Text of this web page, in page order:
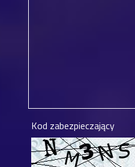
Kod zabezpieczający